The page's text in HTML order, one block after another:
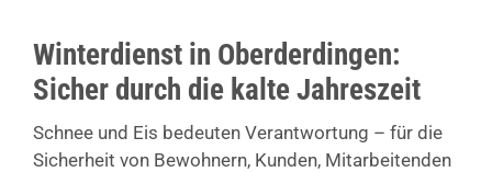
Winterdienst in Oberderdingen:
Sicher durch die kalte Jahreszeit
Schnee und Eis bedeuten Verantwortung – für die
Sicherheit von Bewohnern, Kunden, Mitarbeitenden